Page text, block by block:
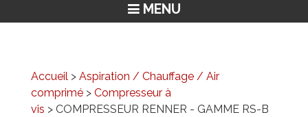
ACCUEIL
MACHINES CLASSIQUES
MACHINES SPÉCIALES
MENU
Accueil > Aspiration / Chauffage / Air
comprimé > Compresseur à
vis > COMPRESSEUR RENNER - GAMME RS-B